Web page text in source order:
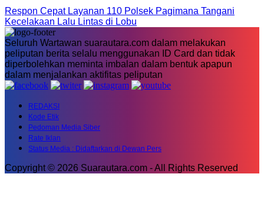
Respon Cepat Layanan 110 Polsek Pagimana Tangani
Kecelakaan Lalu Lintas di Lobu
Seluruh Wartawan suarautara.com dalam melakukan
peliputan berita selalu menggunakan ID Card dan tidak
diperbolehkan meminta imbalan dalam bentuk apapun
dalam menjalankan aktifitas peliputan
REDAKSI
Kode Etik
Pedoman Media Siber
Rate Iklan
Status Media : Didaftarkan di Dewan Pers
Copyright © 2026 Suarautara.com - All Rights Reserved